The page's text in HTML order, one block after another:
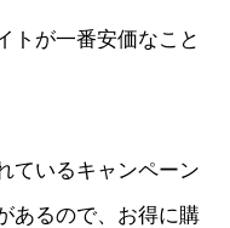
トが一番安価なこと
ているキャンペーン
あるので、お得に購